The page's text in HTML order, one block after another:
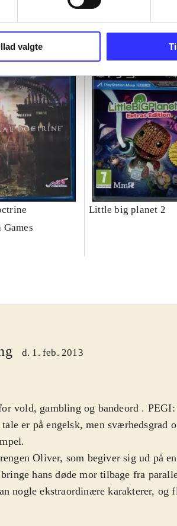
valgte
Games
Little big planet 2
d. 1. feb. 2013
vold, gambling og bandeord . PEGI:
er på engelsk, men sværhedsgrad
.
Oliver, som begiver sig ud på
hans døde mor tilbage fra
nogle ekstraordinære karakterer, og